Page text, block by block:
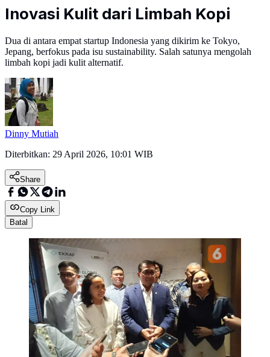
Inovasi Kulit dari Limbah Kopi
Dua di antara empat startup Indonesia yang dikirim ke Tokyo,
Jepang, berfokus pada isu sustainability. Salah satunya mengolah
limbah kopi jadi kulit alternatif.
Dinny Mutiah
Diterbitkan: 29 April 2026, 10:01 WIB
Share
Copy Link
Batal